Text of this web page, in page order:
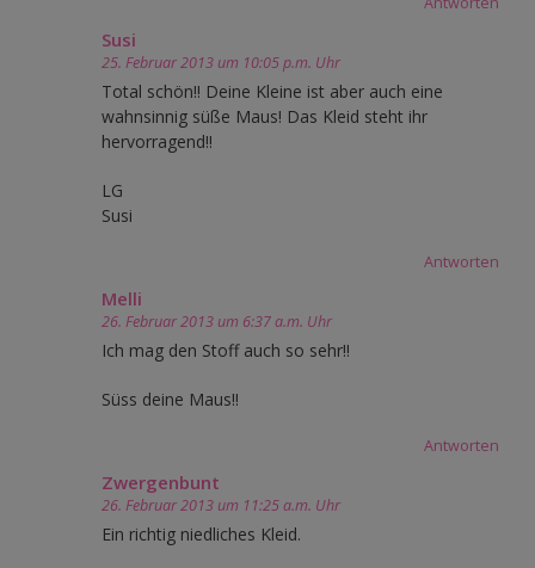
Susi
25. Februar 2013 um 10:05 p.m. Uhr
Total schön!! Deine Kleine ist aber auch eine
wahnsinnig süße Maus! Das Kleid steht ihr
hervorragend!!
LG
Susi
Antworten
Melli
26. Februar 2013 um 6:37 a.m. Uhr
Ich mag den Stoff auch so sehr!!
Süss deine Maus!!
Antworten
Zwergenbunt
26. Februar 2013 um 11:25 a.m. Uhr
Ein richtig niedliches Kleid.